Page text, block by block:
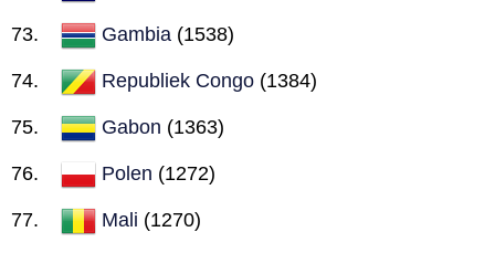
Gambia (1538)
Republiek Congo (1384)
Gabon (1363)
Polen (1272)
Mali (1270)